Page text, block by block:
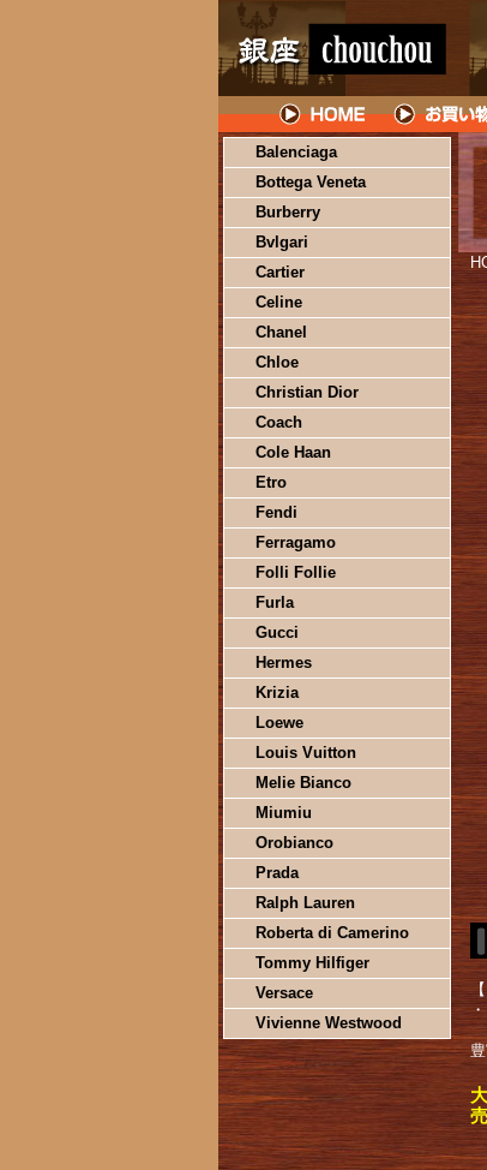
Balenciaga
Bottega Veneta
Burberry
Bvlgari
Cartier
Celine
Chanel
Chloe
Christian Dior
Coach
Cole Haan
Etro
Fendi
Ferragamo
Folli Follie
Furla
Gucci
Hermes
Krizia
Loewe
Louis Vuitton
Melie Bianco
Miumiu
Orobianco
Prada
Ralph Lauren
Roberta di Camerino
Tommy Hilfiger
Versace
Vivienne Westwood